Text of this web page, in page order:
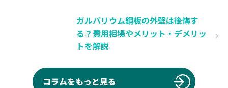
ガルバリウム鋼板の外壁は後悔す
る？費用相場やメリット・デメリッ
トを解説
コラムをもっと見る